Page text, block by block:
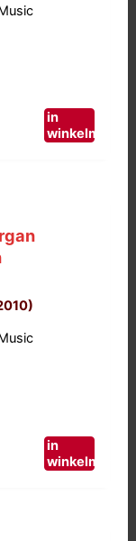
in
winkelmand
in
winkelmand